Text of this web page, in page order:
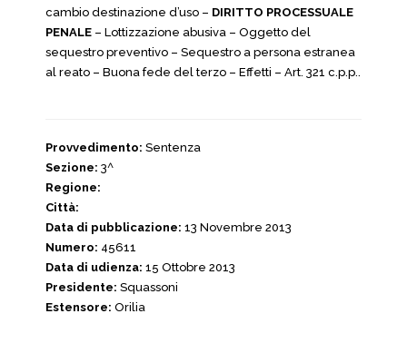
cambio destinazione d’uso – DIRITTO PROCESSUALE
PENALE – Lottizzazione abusiva – Oggetto del
sequestro preventivo – Sequestro a persona estranea
al reato – Buona fede del terzo – Effetti – Art. 321 c.p.p..
Provvedimento: Sentenza
Sezione: 3^
Regione:
Città:
Data di pubblicazione: 13 Novembre 2013
Numero: 45611
Data di udienza: 15 Ottobre 2013
Presidente: Squassoni
Estensore: Orilia